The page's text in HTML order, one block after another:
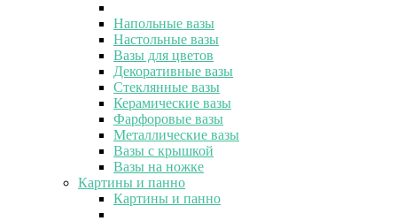
Напольные вазы
Настольные вазы
Вазы для цветов
Декоративные вазы
Стеклянные вазы
Керамические вазы
Фарфоровые вазы
Металлические вазы
Вазы с крышкой
Вазы на ножке
Картины и панно
Картины и панно